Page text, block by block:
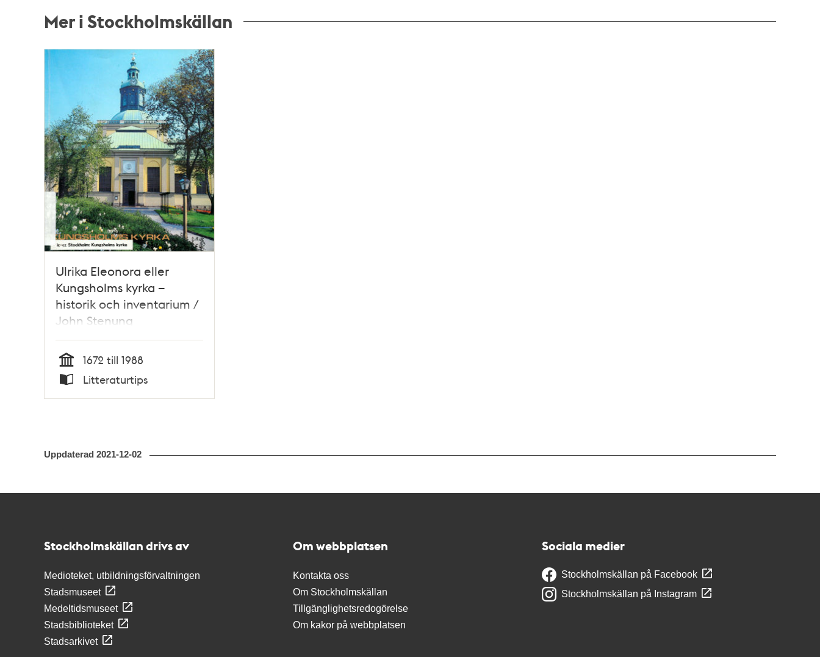
Mer i Stockholmskällan
Relaterade
Ulrika Eleonora eller
Kungsholms kyrka –
historik och inventarium /
John Stenung
Tid
1672 till 1988
Typ
Litteraturtips
Uppdaterad 2021-12-02
Stockholmskällan drivs av
Medioteket, utbildningsförvaltningen
Stadsmuseet
Medeltidsmuseet
Stadsbiblioteket
Stadsarkivet
Om webbplatsen
Kontakta oss
Om Stockholmskällan
Tillgänglighetsredogörelse
Om kakor på webbplatsen
Sociala medier
Stockholmskällan på Facebook
Stockholmskällan på Instagram